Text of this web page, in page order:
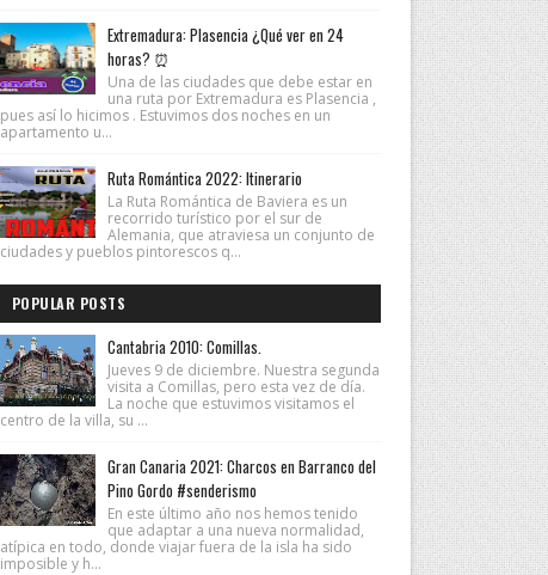
Extremadura: Plasencia ¿Qué ver en 24
horas? ⏰
Una de las ciudades que debe estar en
una ruta por Extremadura es Plasencia ,
pues así lo hicimos . Estuvimos dos noches en un
apartamento u...
Ruta Romántica 2022: Itinerario
La Ruta Romántica de Baviera es un
recorrido turístico por el sur de
Alemania, que atraviesa un conjunto de
ciudades y pueblos pintorescos q...
POPULAR POSTS
Cantabria 2010: Comillas.
Jueves 9 de diciembre. Nuestra segunda
visita a Comillas, pero esta vez de día.
La noche que estuvimos visitamos el
centro de la villa, su ...
Gran Canaria 2021: Charcos en Barranco del
Pino Gordo #senderismo
En este último año nos hemos tenido
que adaptar a una nueva normalidad,
atípica en todo, donde viajar fuera de la isla ha sido
imposible y h...